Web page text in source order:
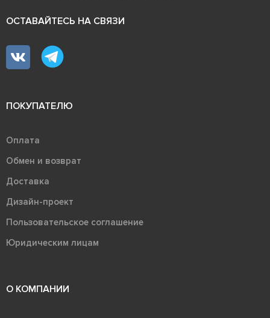
ОСТАВАЙТЕСЬ НА СВЯЗИ
ПОКУПАТЕЛЮ
Оплата
Обмен и возврат
Доставка
Дизайн-проект
Пользовательское соглашение
Юридическим лицам
О КОМПАНИИ